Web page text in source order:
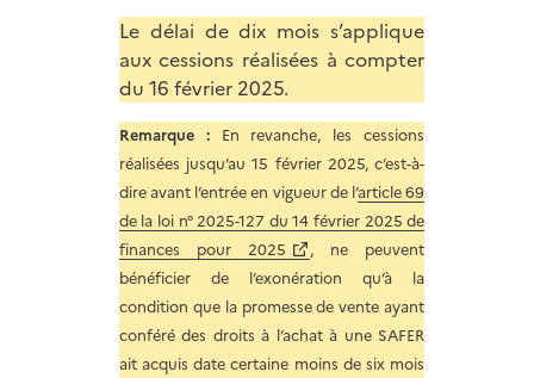
Le délai de dix mois s’applique
aux cessions réalisées à compter
du 16 février 2025.
Remarque :En revanche, les cessions
réalisées jusqu’au 15 février 2025, c’est-à-
dire avant l’entrée en vigueur de l’article 69
de la loi n° 2025-127 du 14 février 2025 de
finances pour 2025
, ne peuvent
bénéficier de l’exonération qu’à la
condition que la promesse de vente ayant
conféré des droits à l’achat à une SAFER
ait acquis date certaine moins de six mois